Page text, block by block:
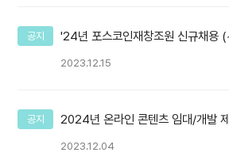
공지 '24년 포스코인재창조원 신규채용
2023.12.15
공지
2024년 온라인 콘텐츠 임대/개발
2023.12.04